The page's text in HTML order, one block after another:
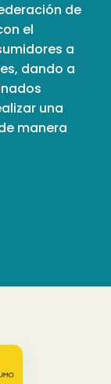
de
el
a
dando a
una
manera